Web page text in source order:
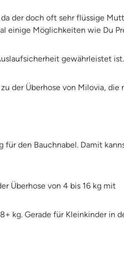
der doch oft sehr flüssige
einige Möglichkeiten wie Du
gewährleistet ist.
der Überhose von Milovia,
den Bauchnabel. Damit
Überhose von 4 bis 16 kg mit
kg. Gerade für Kleinkinder in